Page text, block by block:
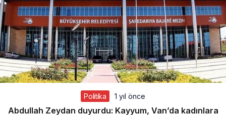
Politika 1 yıl önce
Abdullah Zeydan duyurdu: Kayyum, Van’da kadınlara